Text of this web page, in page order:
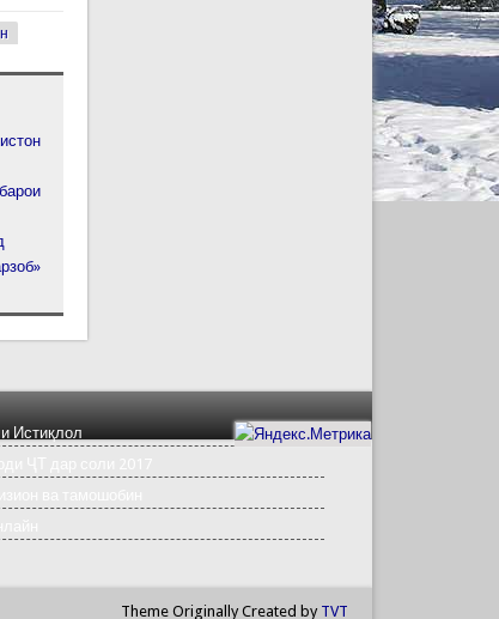
Истиқлол
Theme Originally Created by TVT